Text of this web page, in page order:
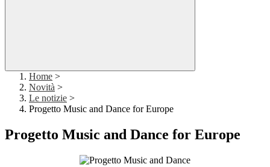
Home >
Novità >
Le notizie >
Progetto Music and Dance for Europe
Progetto Music and Dance for Europe